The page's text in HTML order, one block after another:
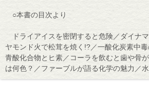
○本書の目次より
ドライアイスを密閉すると危険／ダイナ
ヤモンド火で松茸を焼く!?／一酸化炭素中
青酸化合物とヒ素／コーラを飲むと歯や骨
は何色？／ファーブルが語る化学の魅力／